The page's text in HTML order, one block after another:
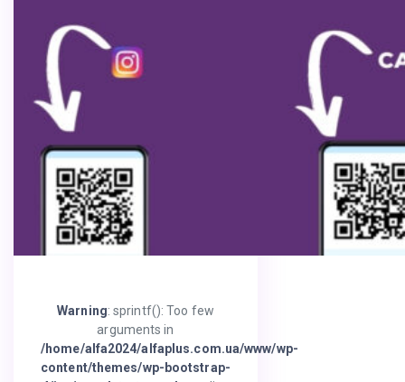
Warning: sprintf(): Too few
arguments in
/home/alfa2024/alfaplus.com.ua/www/wp-
content/themes/wp-bootstrap-